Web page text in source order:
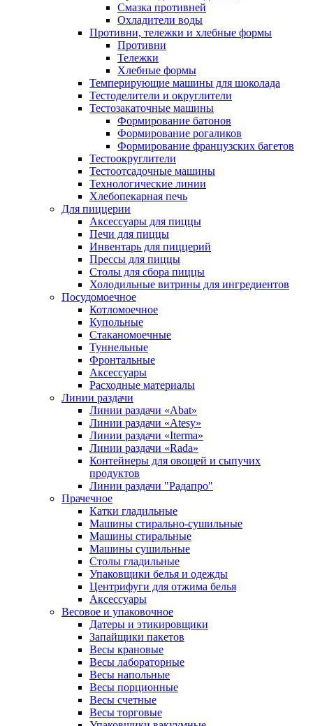
Смазка противней
Охладители воды
Противни, тележки и хлебные формы
Противни
Тележки
Хлебные формы
Темперирующие машины для шоколада
Тестоделители и округлители
Тестозакаточные машины
Формирование батонов
Формирование рогаликов
Формирование французских багетов
Тестоокруглители
Тестоотсадочные машины
Технологические линии
Хлебопекарная печь
Для пиццерии
Аксессуары для пиццы
Печи для пиццы
Инвентарь для пиццерий
Прессы для пиццы
Столы для сбора пиццы
Холодильные витрины для ингредиентов
Посудомоечное
Котломоечное
Купольные
Стаканомоечные
Туннельные
Фронтальные
Аксессуары
Расходные материалы
Линии раздачи
Линии раздачи «Abat»
Линии раздачи «Atesy»
Линии раздачи «Iterma»
Линии раздачи «Rada»
Контейнеры для овощей и сыпучих
продуктов
Линии раздачи "Радапро"
Прачечное
Катки гладильные
Машины стирально-сушильные
Машины стиральные
Машины сушильные
Столы гладильные
Упаковщики белья и одежды
Центрифуги для отжима белья
Аксессуары
Весовое и упаковочное
Датеры и этикировщики
Запайщики пакетов
Весы крановые
Весы лабораторные
Весы напольные
Весы порционные
Весы счетные
Весы торговые